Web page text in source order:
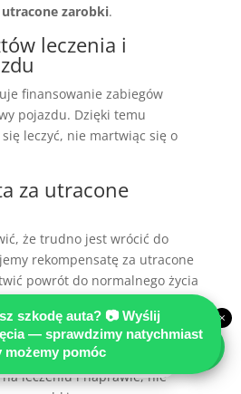
utracone zarobki.
leczenia i
finansowanie zabiegów
pojazdu. Dzięki temu
leczyć, nie martwiąc się o
za utracone
że trudno jest wrócić do
rekompensatę za utracone
powrót do normalnego życia
wsparcie finansowe
w Niemczech. Dzięki nam
leczeniu i naprawie, nie
szkodę auta? 📷 Wyślij
— sprawdzimy natychmiast
możemy pomóc
×
Wyślij zdjęcia —
czy możemy